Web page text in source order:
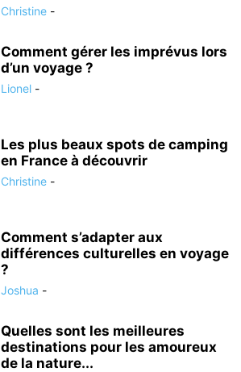
Christine -
Comment gérer les imprévus lors
d’un voyage ?
Lionel -
Les plus beaux spots de camping
en France à découvrir
Christine -
Comment s’adapter aux
différences culturelles en voyage
?
Joshua -
Quelles sont les meilleures
destinations pour les amoureux
de la nature...